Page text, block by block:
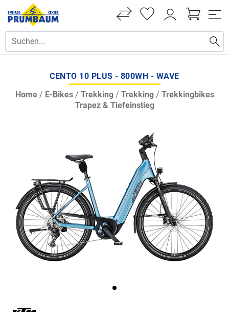
CENTO 10 PLUS - 800WH - WAVE
Home/ E-Bikes/ Trekking/ Trekking/ Trekkingbikes
Trapez & Tiefeinstieg